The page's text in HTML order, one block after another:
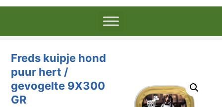
Freds kuipje hond
puur hert /
gevogelte 9X300
GR